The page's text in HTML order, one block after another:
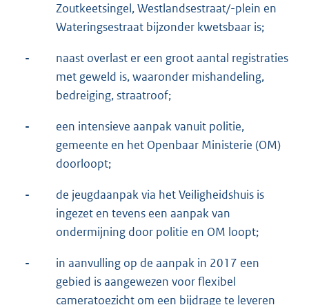
Zoutkeetsingel, Westlandsestraat/-plein en
Wateringsestraat bijzonder kwetsbaar is;
-
naast overlast er een groot aantal registraties
met geweld is, waaronder mishandeling,
bedreiging, straatroof;
-
een intensieve aanpak vanuit politie,
gemeente en het Openbaar Ministerie (OM)
doorloopt;
-
de jeugdaanpak via het Veiligheidshuis is
ingezet en tevens een aanpak van
ondermijning door politie en OM loopt;
-
in aanvulling op de aanpak in 2017 een
gebied is aangewezen voor flexibel
cameratoezicht om een bijdrage te leveren